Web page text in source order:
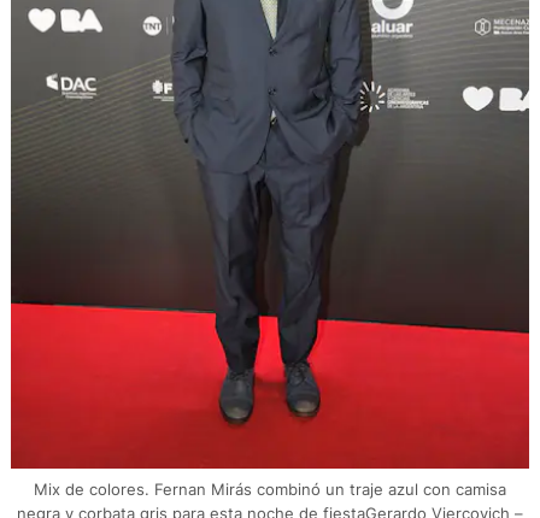
Mix de colores. Fernan Mirás combinó un traje azul con camisa
negra y corbata gris para esta noche de fiestaGerardo Viercovich –